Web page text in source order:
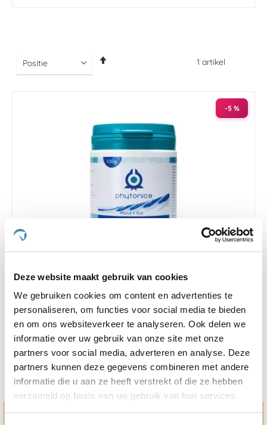
Deze website maakt gebruik van cookies
We gebruiken cookies om content en advertenties te
personaliseren, om functies voor social media te bieden
en om ons websiteverkeer te analyseren. Ook delen we
informatie over uw gebruik van onze site met onze
partners voor social media, adverteren en analyse. Deze
partners kunnen deze gegevens combineren met andere
informatie die u aan ze heeft verstrekt of die ze hebben
verzameld op basis van uw gebruik van hun services.
1 artikel
-5 %
star
rating
Phytonics Gluco Balance 100 g Hond/Kat
Nog maar 4 beschikbaar
€ 25,59 € 24,31